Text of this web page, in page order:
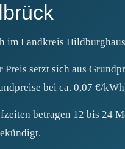
im Landkreis
Preis setzt sich aus
bei ca. 0,07 €/
betragen 12 bis 24